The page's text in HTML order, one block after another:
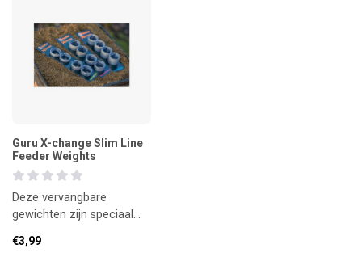
Guru X-change Slim Line
Feeder Weights
Deze vervangbare
gewichten zijn speciaal
Slimline X-Change
€3,99